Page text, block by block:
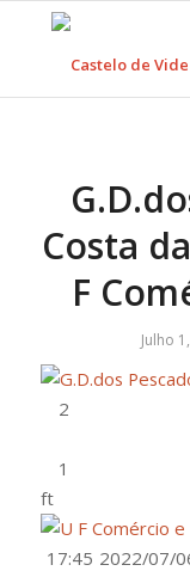
Costa
F
Julho
ft
2022/07/
17:45